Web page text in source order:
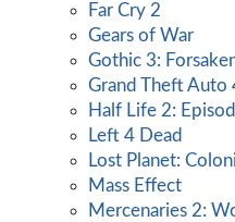
Far Cry 2
Gears of War
Gothic 3:
Grand Theft Auto
Half Life 2:
Left 4 Dead
Lost Planet:
Mass Effect
Mercenaries 2: